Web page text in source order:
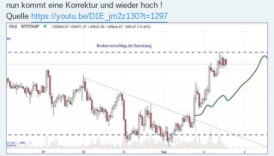
nun kommt eine Korrektur und wieder hoch !
Quelle https://youtu.be/D1E_jm2z130?t=1297